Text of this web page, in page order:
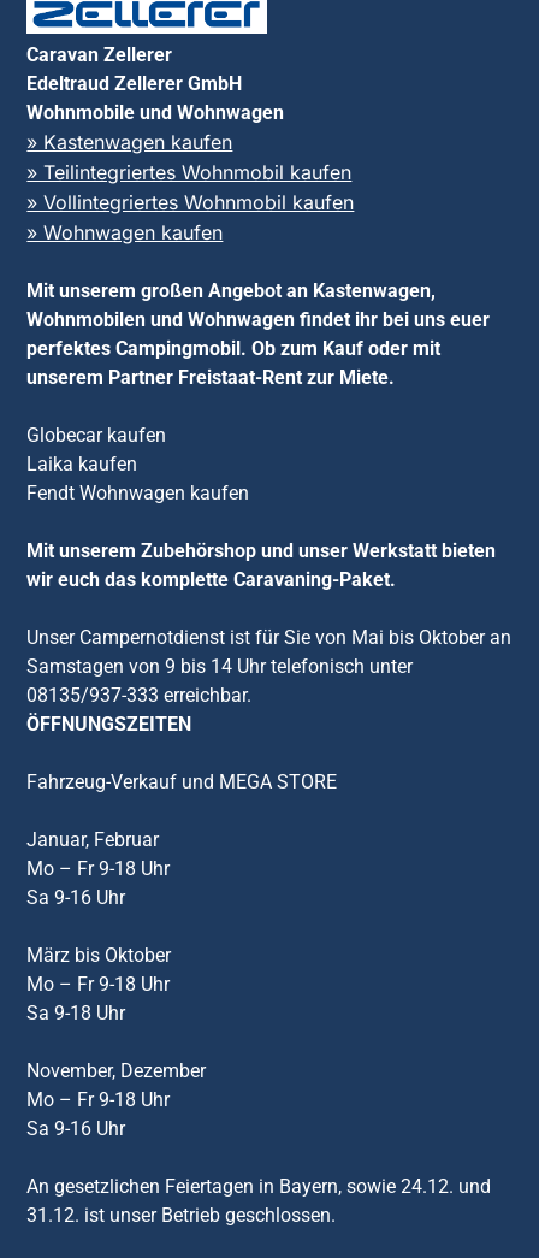
Caravan Zellerer
Edeltraud Zellerer GmbH
Wohnmobile und Wohnwagen
» Kastenwagen kaufen
» Teilintegriertes Wohnmobil kaufen
» Vollintegriertes Wohnmobil kaufen
» Wohnwagen kaufen
Mit unserem großen Angebot an Kastenwagen,
Wohnmobilen und Wohnwagen findet ihr bei uns euer
perfektes Campingmobil. Ob zum Kauf oder mit
unserem Partner Freistaat-Rent zur Miete.
Globecar kaufen
Laika kaufen
Fendt Wohnwagen kaufen
Mit unserem Zubehörshop und unser Werkstatt bieten
wir euch das komplette Caravaning-Paket.
Unser Campernotdienst ist für Sie von Mai bis Oktober an
Samstagen von 9 bis 14 Uhr telefonisch unter
08135/937-333 erreichbar.
ÖFFNUNGSZEITEN
Fahrzeug-Verkauf und MEGA STORE
Januar, Februar
Mo – Fr 9-18 Uhr
Sa 9-16 Uhr
März bis Oktober
Mo – Fr 9-18 Uhr
Sa 9-18 Uhr
November, Dezember
Mo – Fr 9-18 Uhr
Sa 9-16 Uhr
An gesetzlichen Feiertagen in Bayern, sowie 24.12. und
31.12. ist unser Betrieb geschlossen.